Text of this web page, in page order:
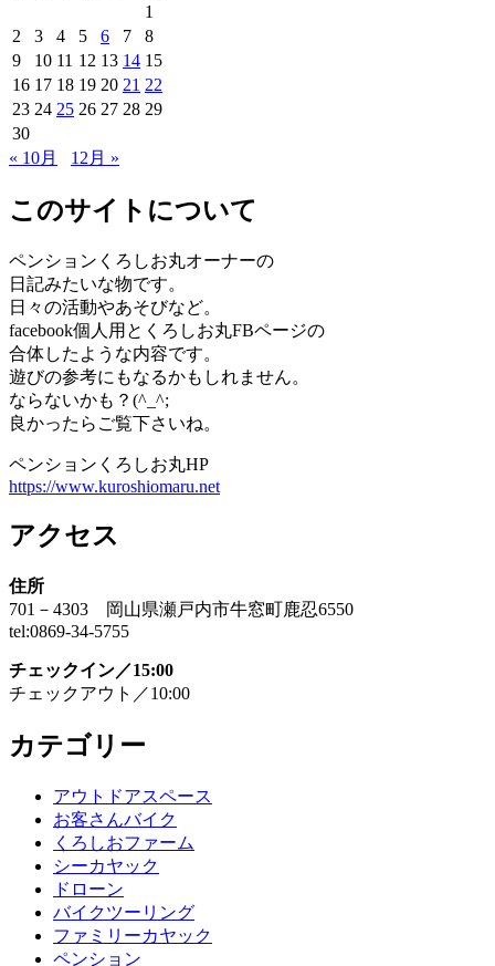
1
2
3 4 5 6 7
8
9
10 11 12 13 14 15
16 17 18 19 20 21 22
23 24 25 26 27 28 29
30
« 10月
12月 »
このサイトについて
ペンションくろしお丸オーナーの
日記みたいな物です。
日々の活動やあそびなど。
facebook個人用とくろしお丸FBページの
合体したような内容です。
遊びの参考にもなるかもしれません。
ならないかも？(^_^;
良かったらご覧下さいね。
ペンションくろしお丸HP
https://www.kuroshiomaru.net
アクセス
住所
701－4303 岡山県瀬戸内市牛窓町鹿忍6550
tel:0869-34-5755
チェックイン／15:00
チェックアウト／10:00
カテゴリー
アウトドアスペース
お客さんバイク
くろしおファーム
シーカヤック
ドローン
バイクツーリング
ファミリーカヤック
ペンション